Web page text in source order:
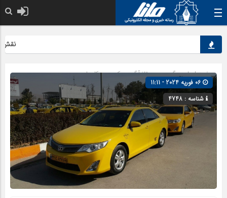
نقش
صفحه اصلی» گروه »رپورتاژ آگهی»کسب و کارها
شناسه : 4748